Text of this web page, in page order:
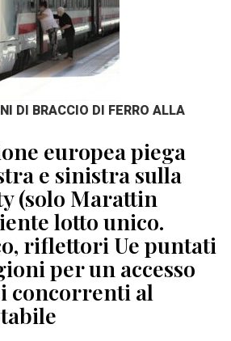
DI BRACCIO DI FERRO ALLA
europea piega
e sinistra sulla
(solo Marattin
lotto unico.
riflettori Ue puntati
per un accesso
concorrenti al